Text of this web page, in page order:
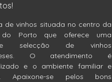
de vinhos situada no centro da
do Porto que oferece uma
selecção de vinhos
O atendimento é
e o ambiente familiar e
Apaixone-se pelos bons